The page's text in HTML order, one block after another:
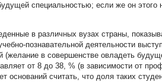
специальностью; если же он этого
в различных вузах страны,
познавательной деятельности
(желание в совершенстве овладеть
от 8 до 38, % (в зависимости от
оснований считать, что доля таких